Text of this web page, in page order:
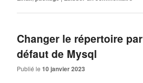
Changer le répertoire par
défaut de Mysql
Publié le10 janvier 2023